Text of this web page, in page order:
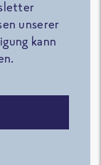
unserer
kann